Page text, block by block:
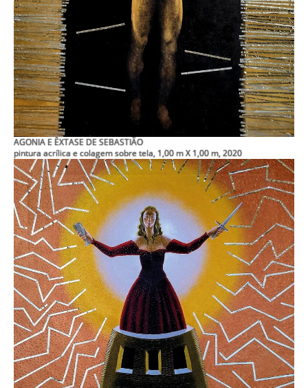
AGONIA E ÊXTASE DE SEBASTIÃO
pintura acrílica e colagem sobre tela, 1,00 m X 1,00 m, 2020